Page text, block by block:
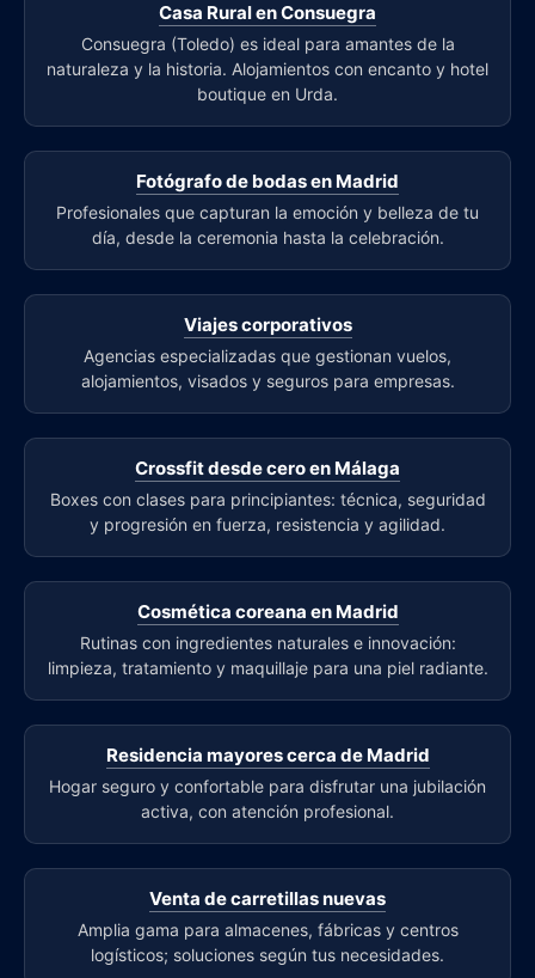
Casa Rural en Consuegra
Consuegra (Toledo) es ideal para amantes de la
naturaleza y la historia. Alojamientos con encanto y hotel
boutique en Urda.
Fotógrafo de bodas en Madrid
Profesionales que capturan la emoción y belleza de tu
día, desde la ceremonia hasta la celebración.
Viajes corporativos
Agencias especializadas que gestionan vuelos,
alojamientos, visados y seguros para empresas.
Crossfit desde cero en Málaga
Boxes con clases para principiantes: técnica, seguridad
y progresión en fuerza, resistencia y agilidad.
Cosmética coreana en Madrid
Rutinas con ingredientes naturales e innovación:
limpieza, tratamiento y maquillaje para una piel radiante.
Residencia mayores cerca de Madrid
Hogar seguro y confortable para disfrutar una jubilación
activa, con atención profesional.
Venta de carretillas nuevas
Amplia gama para almacenes, fábricas y centros
logísticos; soluciones según tus necesidades.